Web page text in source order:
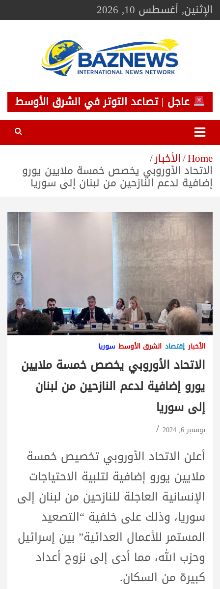
Skip
toالإثنين, أغسطس 10, 2026
BAZNEWS
شبكة باز الإخبارية
عاجل | تصاعد التوتر في الشرق الأوسط
Home الأخبار
الاتحاد الأوروبي يخصص خمسة ملايين يورو
إضافية لدعم النازحين من لبنان إلى سوريا
الأخبار إقتصاد الشرق الأوسط سوريا
الاتحاد الأوروبي يخصص خمسة ملايين
يورو إضافية لدعم النازحين من لبنان
إلى سوريا
نوفمبر 6, 2024
أعلن الاتحاد الأوروبي تخصيص خمسة
ملايين يورو إضافية لتلبية الاحتياجات
الإنسانية العاجلة للنازحين من لبنان إلى
سوريا، وذلك على خلفية “التصعيد
المستمر للأعمال العدائية” بين إسرائيل
وحزب الله، مما أدى إلى نزوح أعداد
كبيرة من السكان.